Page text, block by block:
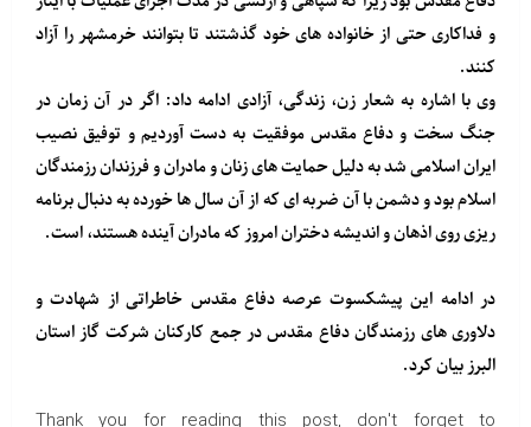
و فداکاری حتی از خانواده های خود گذشتند تا بتوانند خرمشهر را آزاد
کنند.
وی با اشاره به شعار زن، زندگی، آزادی ادامه داد: اگر در آن زمان در
جنگ سخت و دفاع مقدس موفقیت به دست آوردیم و توفیق نصیب
ایران اسلامی شد به دلیل حمایت های زنان و مادران و فرزندان رزمندگان
اسلام بود و دشمن با آن ضربه ای که از آن سال ها خورده به دنبال برنامه
ریزی روی اذهان و اندیشه دختران امروز که مادران آینده هستند، است.
در ادامه این پیشکسوت عرصه دفاع مقدس خاطراتی از شهادت و
دلاوری های رزمندگان دفاع مقدس در جمع کارکنان شرکت گاز استان
البرز بیان کرد.
Thank you for reading this post, don't forget to